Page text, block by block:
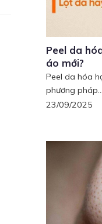
Peel da
áo mới?
Peel da hóa
phương pháp...
23/09/2025